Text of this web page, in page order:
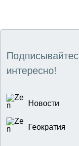
Сегодня наша
уже в
интересно!
Новости
Геократия